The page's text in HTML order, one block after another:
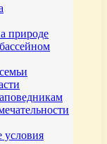
природе